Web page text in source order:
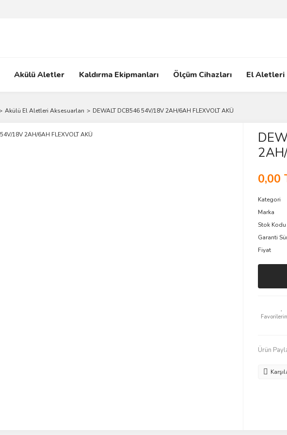
Akülü Aletler Kaldırma Ekipmanları Ölçüm Cihazları El Aletleri
Akülü El Aletleri Aksesuarları DEWALT DCB546 54V/18V 2AH/6AH FLEXVOLT AKÜ
0,00
Kategori
Marka
Stok Kodu
Garanti
Fiyat
Ürün